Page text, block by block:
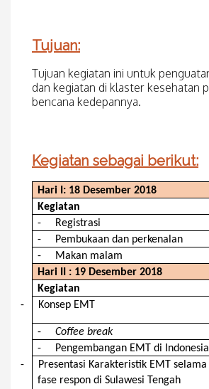
Tujuan:
Tujuan kegiatan ini untuk
dan kegiatan di klaster kesehatan
bencana kedepannya.
Kegiatan sebagai berikut:
Hari I: 18 Desember 2018
Kegiatan
-
Registrasi
-
Pembukaan dan perkenalan
-
Makan malam
Hari II : 19 Desember 2018
Kegiatan
-
Konsep EMT
- Coffee break
-
Pengembangan EMTdi Indonesia
-
Presentasi Karakteristik EMTselama
fase respon di Sulawesi Tengah